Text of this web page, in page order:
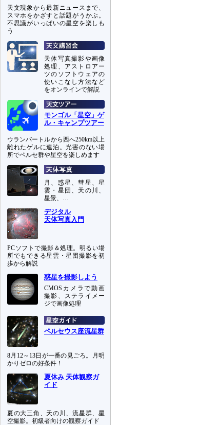
天文現象から最新ニュースまで、
スマホをかざすと話題がうかぶ。
不思議がいっぱいの星空を楽しも
う
天体写真撮影や画像
処理、アストロアー
ツのソフトウェアの
使いこなし方法など
をオンラインで解説
モンゴル「星空」ゲ
ル・キャンプツアー
ウランバートルから西へ250km以上
離れたゲルに連泊。光害のない場
所でペルセ群や星空を楽しめます
月、惑星、彗星、星
雲・星団、天の川、
星景、…
デジタル
天体写真入門
PCソフトで撮影＆処理。明るい場
所でもできる星雲・星団撮影を初
歩から解説
惑星を撮影しよう
CMOSカメラで動画
撮影、ステライメー
ジで画像処理
ペルセウス座流星群
8月12～13日が一番の見ごろ。月明
かりゼロの好条件！
夏休み 天体観察ガ
イド
夏の大三角、天の川、流星群、星
空撮影。初級者向けの観察ガイド